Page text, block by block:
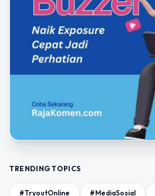
TRENDING TOPICS
#TryoutOnline #MediaSosial